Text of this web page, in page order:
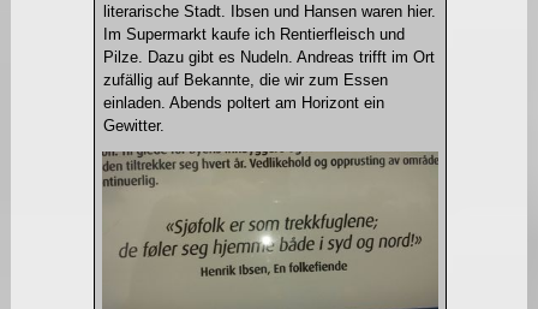
literarische Stadt. Ibsen und Hansen waren hier.
Im Supermarkt kaufe ich Rentierfleisch und
Pilze. Dazu gibt es Nudeln. Andreas trifft im Ort
zufällig auf Bekannte, die wir zum Essen
einladen. Abends poltert am Horizont ein
Gewitter.